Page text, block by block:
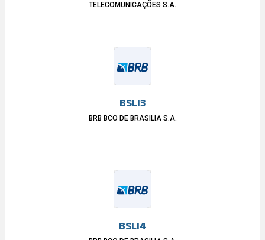
TELECOMUNICAÇÕES S.A.
BSLI3
BRB BCO DE BRASILIA S.A.
BSLI4